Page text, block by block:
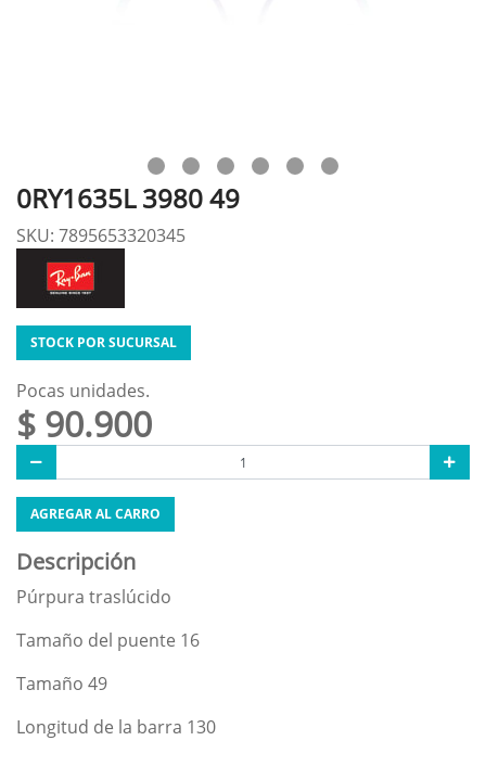
0RY1635L 3980 49
SKU: 7895653320345
STOCK POR SUCURSAL
Pocas unidades.
$ 90.900
AGREGAR AL CARRO
Descripción
Púrpura traslúcido
Tamaño del puente 16
Tamaño 49
Longitud de la barra 130